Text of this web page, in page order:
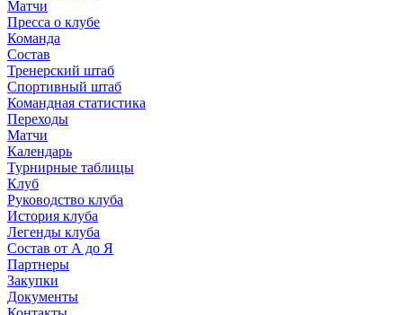
Матчи
Пресса о клубе
Команда
Состав
Тренерский штаб
Спортивный штаб
Командная статистика
Переходы
Матчи
Календарь
Турнирные таблицы
Клуб
Руководство клуба
История клуба
Легенды клуба
Состав от А до Я
Партнеры
Закупки
Документы